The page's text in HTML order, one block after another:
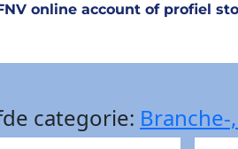
online account of profiel
categorie: